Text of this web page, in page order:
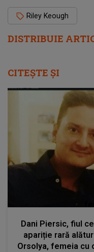
DISTRIBUIE
Riley Keough
CITEȘTE ȘI
Dani Piersic, fiul
apariție rară
Orsolya, femeia cu